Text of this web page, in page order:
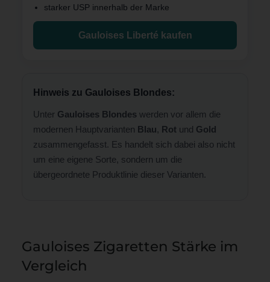
starker USP innerhalb der Marke
Gauloises Liberté kaufen
Hinweis zu Gauloises Blondes:
Unter Gauloises Blondes werden vor allem die
modernen Hauptvarianten Blau, Rot und Gold
zusammengefasst. Es handelt sich dabei also nicht
um eine eigene Sorte, sondern um die
übergeordnete Produktlinie dieser Varianten.
Gauloises Zigaretten Stärke im
Vergleich